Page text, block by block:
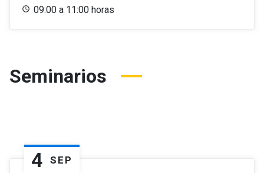
09:00 a 11:00 horas
Seminarios
4 SEP